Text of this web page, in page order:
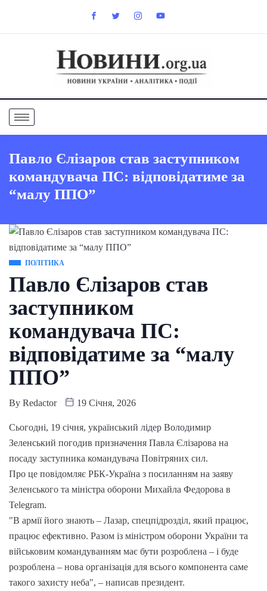
Павло Єлізаров став заступником
командувача ПС: відповідатиме за
“малу ППО”
ПОЛІТИКА
Павло Єлізаров став
заступником
командувача ПС:
відповідатиме за “малу
ППО”
By Redactor 19 Січня, 2026
Сьогодні, 19 січня, український лідер Володимир
Зеленський погодив призначення Павла Єлізарова на
посаду заступника командувача Повітряних сил.
Про це повідомляє РБК-Україна з посиланням на заяву
Зеленського та міністра оборони Михайла Федорова в
Telegram.
"В армії його знають – Лазар, спецпідрозділ, який працює,
працює ефективно. Разом із міністром оборони України та
військовим командуванням має бути розроблена – і буде
розроблена – нова організація для всього компонента саме
такого захисту неба", – написав президент.